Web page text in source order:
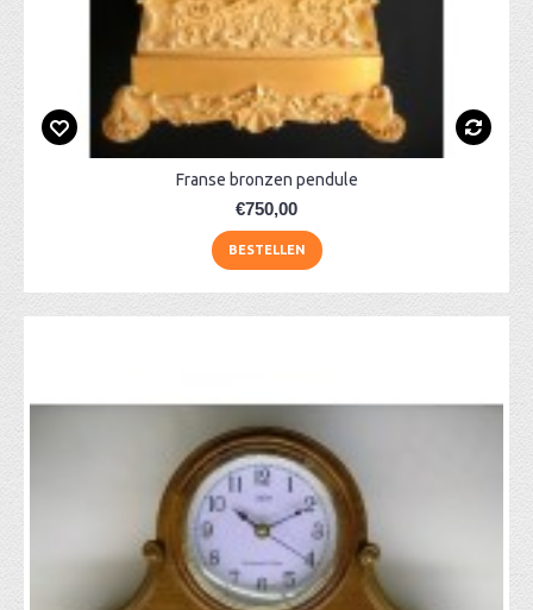
Franse bronzen pendule
€750,00
BESTELLEN